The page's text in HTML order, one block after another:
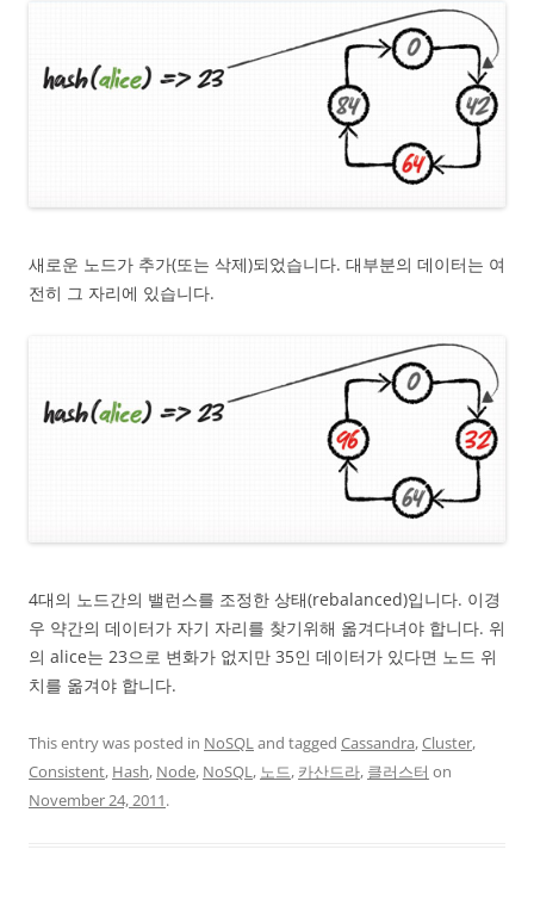
새로운 노드가 추가(또는 삭제)되었습니다. 대부분의 데이터는 여
전히 그 자리에 있습니다.
4대의 노드간의 밸런스를 조정한 상태(rebalanced)입니다. 이경
우 약간의 데이터가 자기 자리를 찾기위해 옮겨다녀야 합니다. 위
의 alice는 23으로 변화가 없지만 35인 데이터가 있다면 노드 위
치를 옮겨야 합니다.
This entry was posted in NoSQLand tagged Cassandra,Cluster,
Consistent, Hash, Node, NoSQL, 노드, 카산드라, 클러스터 on
November 24, 2011.